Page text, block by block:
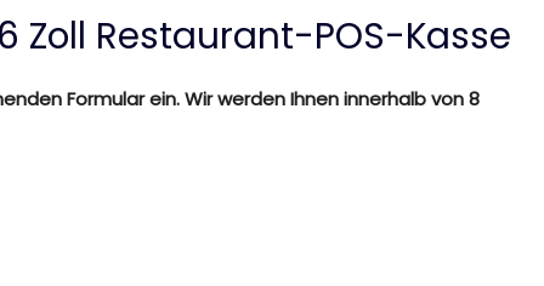
Zoll Restaurant-POS-Kasse
Formular ein. Wir werden Ihnen innerhalb von 8